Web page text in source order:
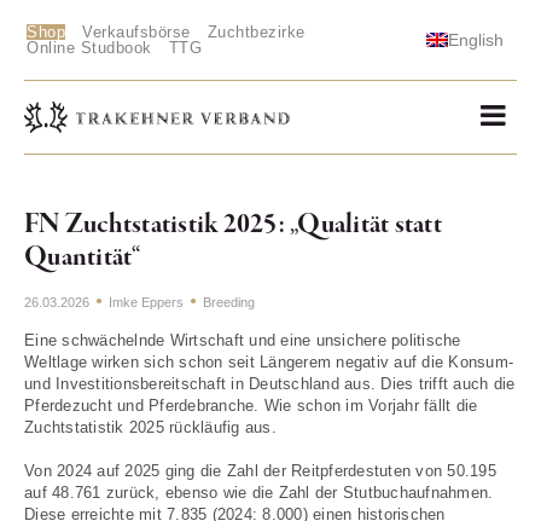
Shop Verkaufsbörse
Zuchtbezirke
Online Studbook
TTG English
FN Zuchtstatistik 2025: „Qualität statt
Quantität“
26.03.2026 Imke Eppers Breeding
Eine schwächelnde Wirtschaft und eine unsichere politische
Weltlage wirken sich schon seit Längerem negativ auf die Konsum-
und Investitionsbereitschaft in Deutschland aus. Dies trifft auch die
Pferdezucht und Pferdebranche. Wie schon im Vorjahr fällt die
Zuchtstatistik 2025 rückläufig aus.
Von 2024 auf 2025 ging die Zahl der Reitpferdestuten von 50.195
auf 48.761 zurück, ebenso wie die Zahl der Stutbuchaufnahmen.
Diese erreichte mit 7.835 (2024: 8.000) einen historischen